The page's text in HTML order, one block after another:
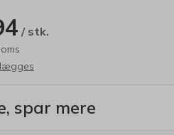
/ stk.
spar mere